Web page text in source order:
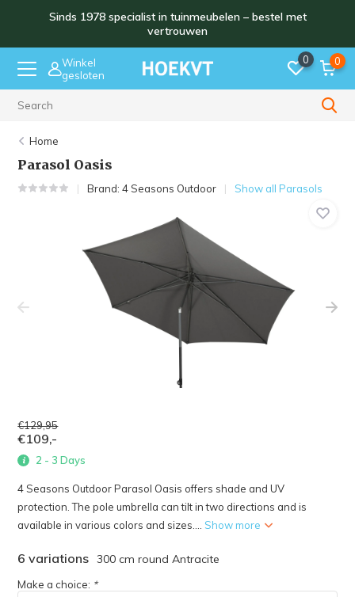
Sinds 1978 specialist in tuinmeubelen – bestel met
vertrouwen
Winkel
gesloten
0 0
Home
Parasol Oasis
Brand:4 Seasons Outdoor Show all Parasols
€129,95
€109,-
2 - 3 Days
4 Seasons Outdoor Parasol Oasis offers shade and UV
protection. The pole umbrella can tilt in two directions and is
available in various colors and sizes.... Show more
6 variations 300 cm round Antracite
Make a choice: *